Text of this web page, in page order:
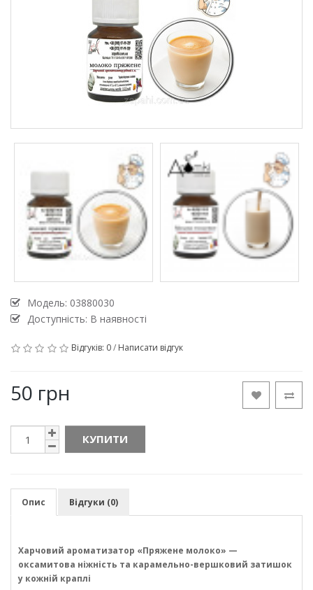
Модель: 03880030
Доступність: В наявності
Відгуків: 0/ Написати відгук
50 грн
КУПИТИ
Опис Відгуки (0)
Харчовий ароматизатор «Пряжене молоко» —
оксамитова ніжність та карамельно-вершковий затишок
у кожній краплі